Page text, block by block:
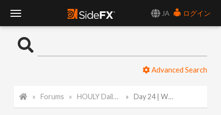
JA
ログイン
o
Advanced Search
Forums HOULY Daily Challenge Day 24 | Worlds: Ancient